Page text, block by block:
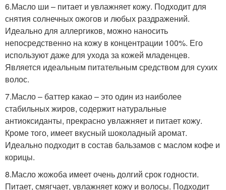
6.Масло ши – питает и увлажняет кожу. Подходит для
снятия солнечных ожогов и любых раздражений.
Идеально для аллергиков, можно наносить
непосредственно на кожу в концентрации 100%. Его
используют даже для ухода за кожей младенцев.
Является идеальным питательным средством для сухих
волос.
7.Масло – баттер какао – это один из наиболее
стабильных жиров, содержит натуральные
антиоксиданты, прекрасно увлажняет и питает кожу.
Кроме того, имеет вкусный шоколадный аромат.
Идеально подходит в состав бальзамов с маслом кофе и
корицы.
8.Масло жожоба имеет очень долгий срок годности.
Питает, смягчает, увлажняет кожу и волосы. Подходит